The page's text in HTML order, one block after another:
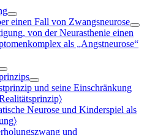
einen Fall von Zwangsneurose
von der Neurasthenie einen
als „Angstneurose“
und seine Einschränkung
Neurose und Kinderspiel als
und